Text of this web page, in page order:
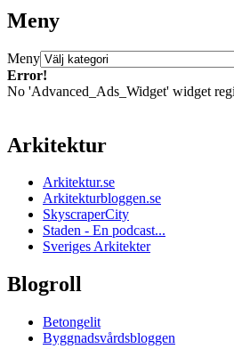
Meny
Meny
Error!
No 'Advanced_Ads_Widget' widget
Arkitektur
Arkitektur.se
Arkitekturbloggen.se
SkyscraperCity
Staden - En podcast...
Sveriges Arkitekter
Blogroll
Betongelit
Byggnadsvårdsbloggen